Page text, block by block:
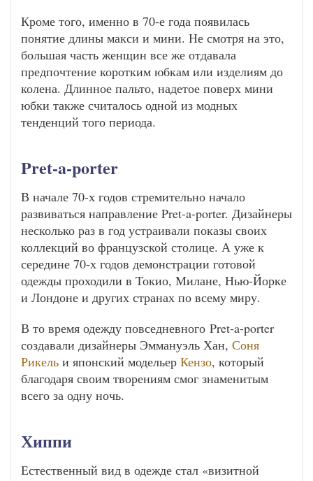
Кроме того, именно в 70-е года появилась
понятие длины макси и мини. Не смотря на это,
большая часть женщин все же отдавала
предпочтение коротким юбкам или изделиям до
колена. Длинное пальто, надетое поверх мини
юбки также считалось одной из модных
тенденций того периода.
Pret-a-porter
В начале 70-х годов стремительно начало
развиваться направление Pret-a-porter. Дизайнеры
несколько раз в год устраивали показы своих
коллекций во французской столице. А уже к
середине 70-х годов демонстрации готовой
одежды проходили в Токио, Милане, Нью-Йорке
и Лондоне и других странах по всему миру.
В то время одежду повседневного Pret-a-porter
создавали дизайнеры Эммануэль Хан, Соня
Рикель и японский модельер Кензо, который
благодаря своим творениям смог знаменитым
всего за одну ночь.
Хиппи
Естественный вид в одежде стал «визитной